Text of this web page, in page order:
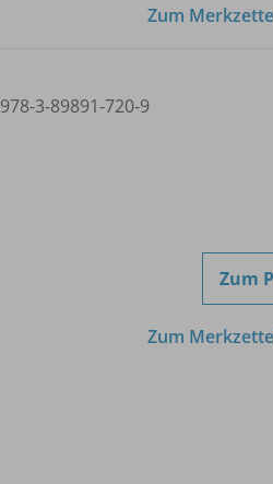
Zum
978-3-89891-720-9
Zum
Zum